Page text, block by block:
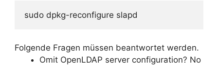
sudo dpkg-reconfigure slapd
Folgende Fragen müssen beantwortet werden.
Omit OpenLDAP server configuration? No